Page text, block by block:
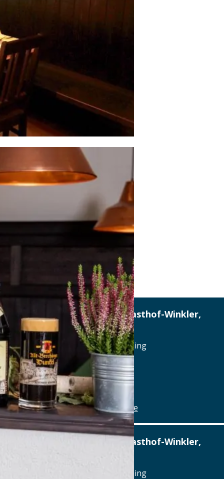
Altstadthotel, Brauerei-Gasthof-Winkler,
Berching
Reichenauplatz 22, 92334 Berching
Tel.: Tel.: 08462-1327
Details
www.brauereigasthof-winkler.de
Altstadthotel, Brauerei-Gasthof-Winkler,
Reichenauplatz 22, 92334 Berching